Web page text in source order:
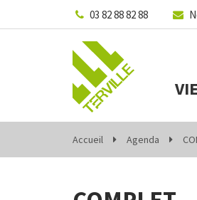
03 82 88 82 88
Accueil Agenda